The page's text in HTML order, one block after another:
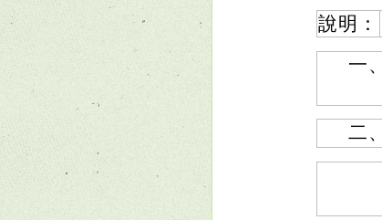
說明：
一、
二、